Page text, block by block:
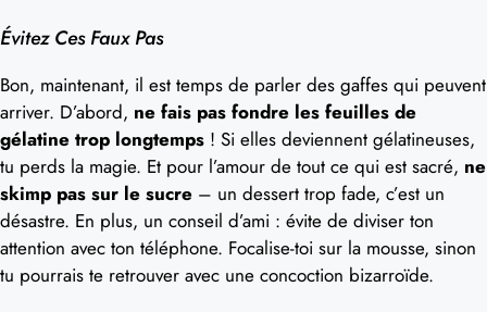
Évitez Ces Faux Pas
Bon, maintenant, il est temps de parler des gaffes qui peuvent
arriver. D’abord, ne fais pas fondre les feuilles de
gélatine trop longtemps ! Si elles deviennent gélatineuses,
tu perds la magie. Et pour l’amour de tout ce qui est sacré, ne
skimp pas sur le sucre – un dessert trop fade, c’est un
désastre. En plus, un conseil d’ami : évite de diviser ton
attention avec ton téléphone. Focalise-toi sur la mousse, sinon
tu pourrais te retrouver avec une concoction bizarroïde.